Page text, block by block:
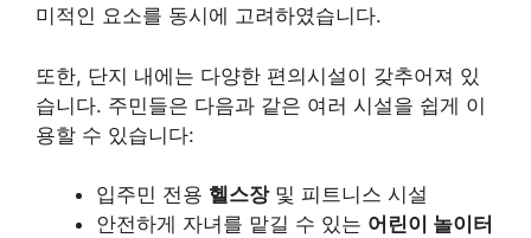
미적인 요소를 동시에 고려하였습니다.
또한, 단지 내에는 다양한 편의시설이 갖추어져 있
습니다. 주민들은 다음과 같은 여러 시설을 쉽게 이
용할 수 있습니다:
입주민 전용 헬스장및 피트니스 시설
안전하게 자녀를 맡길 수 있는 어린이 놀이터